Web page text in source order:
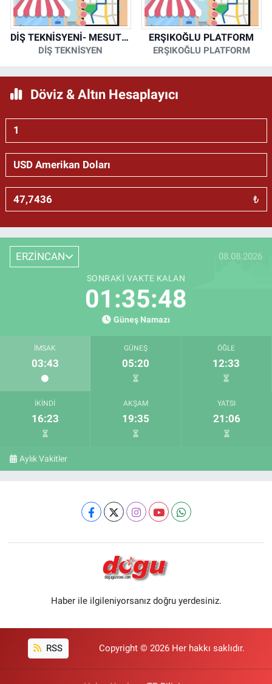
DİŞ TEKNİSYENİ- MESUT KORKMAZ
DİŞ TEKNİSYEN
ERŞIKOĞLU PLATFORM
ERŞIKOĞLU PLATFORM
Döviz & Altın Hesaplayıcı
₺
ERZİNCAN 08.08.2026
SONRAKI VAKTE KALAN
01:35:48
Güneş Namazı
İMSAK
03:43
GÜNEŞ
05:20
ÖĞLE
12:33
İKINDI
16:23
AKŞAM
19:35
YATSI
21:06
Aylık Vakitler
Haber ile ilgileniyorsanız doğru yerdesiniz.
RSS Copyright © 2026 Her hakkı saklıdır.